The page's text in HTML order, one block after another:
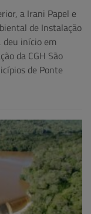
a Irani Papel e
de Instalação
início em
da CGH São
de Ponte